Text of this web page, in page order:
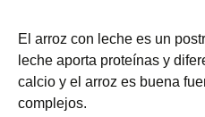
El arroz con leche es un
leche aporta proteínas y
calcio y el arroz es buena
complejos.